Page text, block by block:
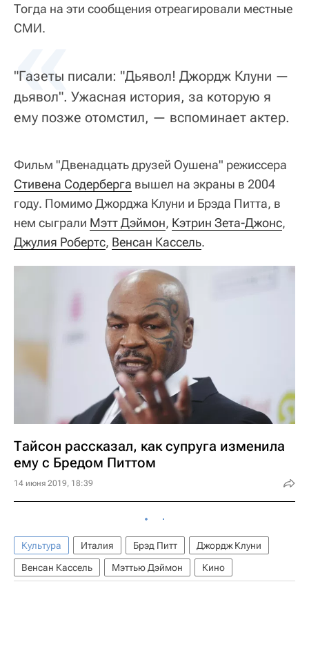
Тогда на эти сообщения отреагировали местные
СМИ.
«
"Газеты писали: "Дьявол! Джордж Клуни —
дьявол". Ужасная история, за которую я
ему позже отомстил, — вспоминает актер.
Фильм "Двенадцать друзей Оушена" режиссера
Стивена Содерберга вышел на экраны в 2004
году. Помимо Джорджа Клуни и Брэда Питта, в
нем сыграли Мэтт Дэймон, Кэтрин Зета-Джонс,
Джулия Робертс, Венсан Кассель.
Тайсон рассказал, как супруга изменила
ему с Бредом Питтом
14 июня 2019, 18:39
Культура Италия Брэд Питт
Джордж Клуни
Венсан Кассель
Мэттью Дэймон Кино